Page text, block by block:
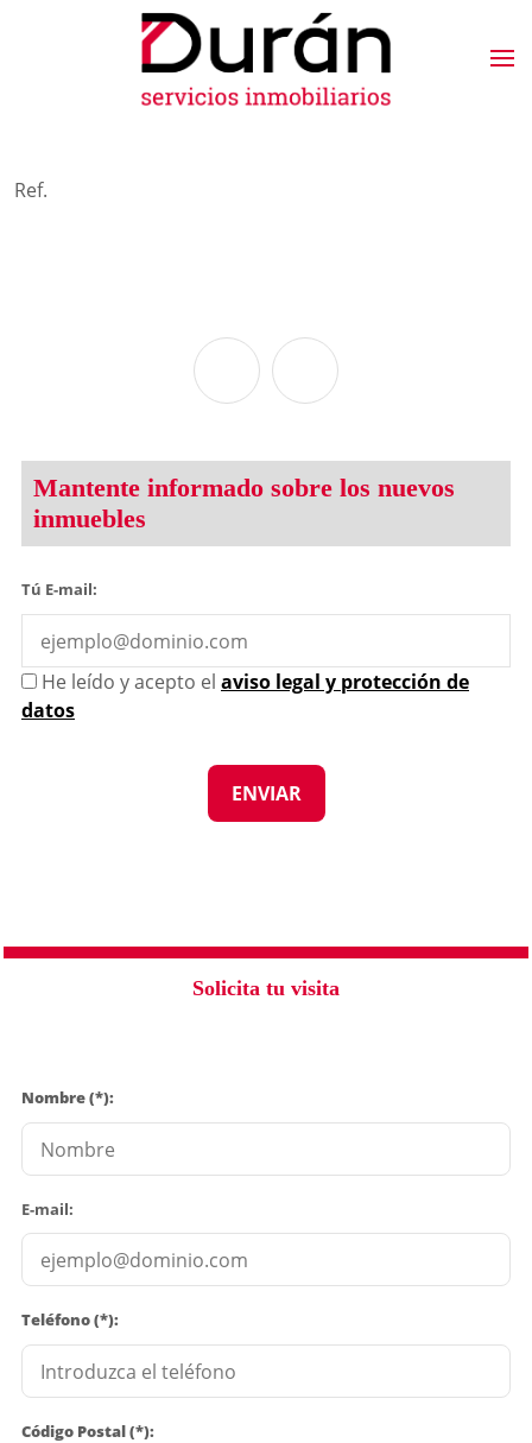
Ref.
Solicita tu visita
Nombre (*):
E-mail:
Teléfono (*):
Código Postal (*):
Mantente informado sobre los nuevos
inmuebles
Tú E-mail:
He leído y acepto el aviso legal y protección de
datos